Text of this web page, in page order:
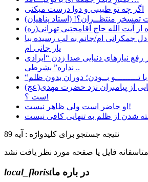
اگر چه تو طبیبی و دوا درست میکنی
تمسخر منتظــران؟! (استاد پناهیان)
از آیت الله حاج آقامجتبی تهرانی(ره)
جمکرانی ام/جانم به لب رسیده بیا
یار جانی ام
نیازهای دنیایی صدا زدن “ایرادی
نداره” بشرطی ..
از پیامبران نزد حضرت مهدی(عج)
ست ؟!
او حاضر است ولی ظاهر نیست!
نتیجه جستجو برای کلیدواژه : آیه 89
local_floristدر باره ما